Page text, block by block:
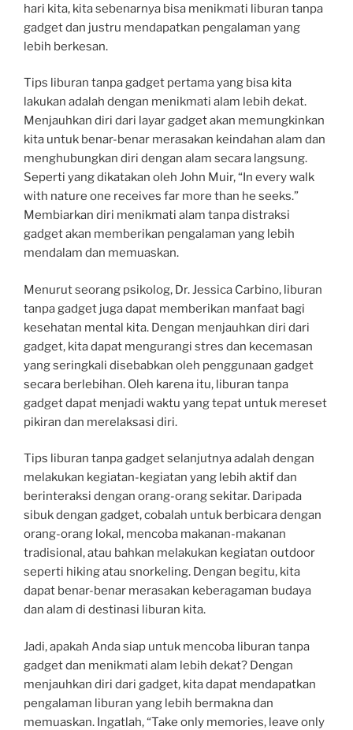
hari kita, kita sebenarnya bisa menikmati liburan tanpa
gadget dan justru mendapatkan pengalaman yang
lebih berkesan.
Tips liburan tanpa gadget pertama yang bisa kita
lakukan adalah dengan menikmati alam lebih dekat.
Menjauhkan diri dari layar gadget akan memungkinkan
kita untuk benar-benar merasakan keindahan alam dan
menghubungkan diri dengan alam secara langsung.
Seperti yang dikatakan oleh John Muir, “In every walk
with nature one receives far more than he seeks.”
Membiarkan diri menikmati alam tanpa distraksi
gadget akan memberikan pengalaman yang lebih
mendalam dan memuaskan.
Menurut seorang psikolog, Dr. Jessica Carbino, liburan
tanpa gadget juga dapat memberikan manfaat bagi
kesehatan mental kita. Dengan menjauhkan diri dari
gadget, kita dapat mengurangi stres dan kecemasan
yang seringkali disebabkan oleh penggunaan gadget
secara berlebihan. Oleh karena itu, liburan tanpa
gadget dapat menjadi waktu yang tepat untuk mereset
pikiran dan merelaksasi diri.
Tips liburan tanpa gadget selanjutnya adalah dengan
melakukan kegiatan-kegiatan yang lebih aktif dan
berinteraksi dengan orang-orang sekitar. Daripada
sibuk dengan gadget, cobalah untuk berbicara dengan
orang-orang lokal, mencoba makanan-makanan
tradisional, atau bahkan melakukan kegiatan outdoor
seperti hiking atau snorkeling. Dengan begitu, kita
dapat benar-benar merasakan keberagaman budaya
dan alam di destinasi liburan kita.
Jadi, apakah Anda siap untuk mencoba liburan tanpa
gadget dan menikmati alam lebih dekat? Dengan
menjauhkan diri dari gadget, kita dapat mendapatkan
pengalaman liburan yang lebih bermakna dan
memuaskan. Ingatlah, “Take only memories, leave only